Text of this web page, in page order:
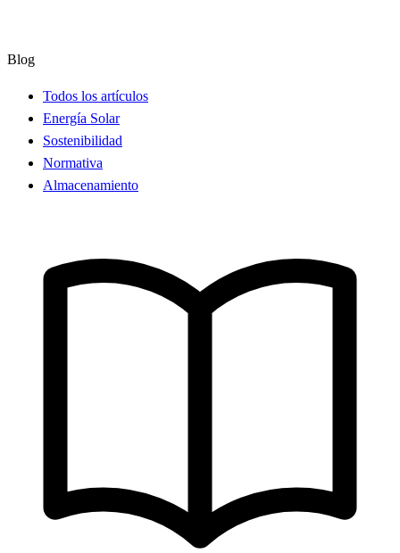
Blog
Todos los artículos
Energía Solar
Sostenibilidad
Normativa
Almacenamiento